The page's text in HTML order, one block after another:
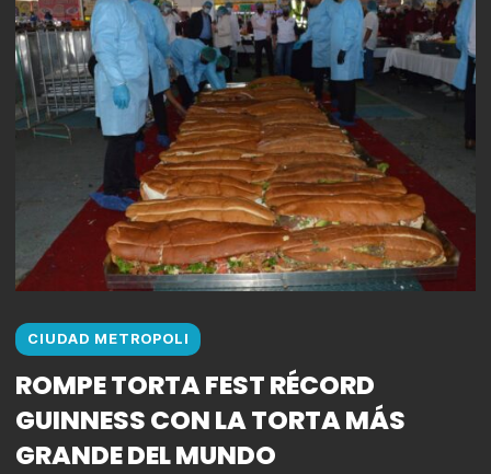
CIUDAD METROPOLI
ROMPE TORTA FEST RÉCORD
GUINNESS CON LA TORTA MÁS
GRANDE DEL MUNDO